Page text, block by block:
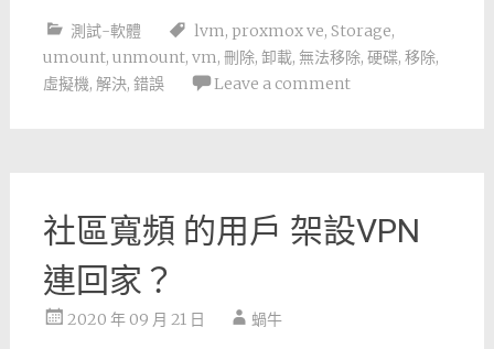
測試-軟體 lvm, proxmox ve, Storage,
umount, unmount, vm, 刪除, 卸載, 無法移除, 硬碟, 移除,
虛擬機, 解決, 錯誤 Leave a comment
社區寬頻 的用戶 架設VPN
連回家？
2020 年 09 月 21 日 蝸牛